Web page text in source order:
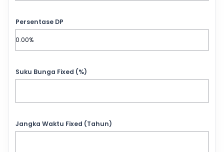
Persentase DP
Suku Bunga Fixed (%)
Jangka Waktu Fixed (Tahun)